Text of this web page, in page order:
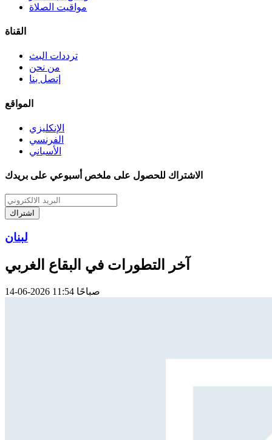
مواقيت الصلاة
القناة
ترددات البث
من نحن
إتصل بنا
المواقع
الإنكليزي
الفرنسي
الأسباني
الاشتراك للحصول على ملخص أسبوعي على بريدك
اشتراك
لبنان
آخر التطورات في البقاع الغربي
14-06-2026 11:54 صباحًا